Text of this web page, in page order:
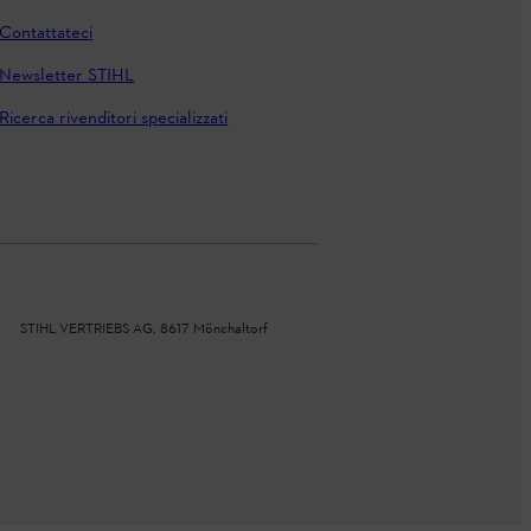
Contattateci
Newsletter STIHL
Ricerca rivenditori specializzati
STIHL VERTRIEBS AG, 8617 Mönchaltorf